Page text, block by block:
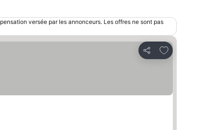
versée par les annonceurs. Les offres ne sont pas
Partager
Ajouter à mes